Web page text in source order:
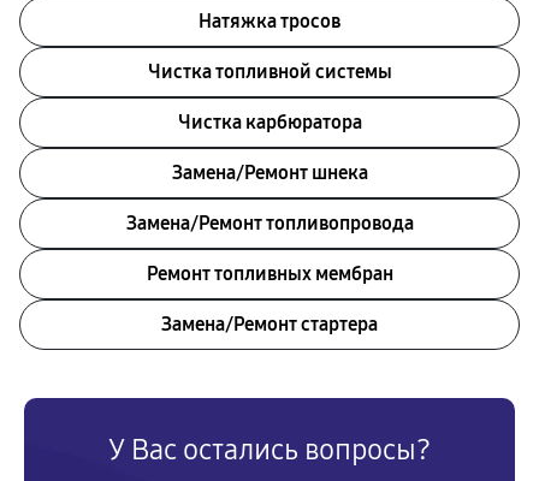
Натяжка тросов
Чистка топливной системы
Чистка карбюратора
Замена/Pемонт шнека
Замена/Pемонт топливопровода
Ремонт топливных мембран
Замена/Pемонт стартера
У Вас остались вопросы?